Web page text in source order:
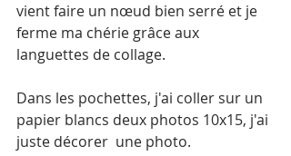
vient faire un nœud bien serré et je
ferme ma chérie grâce aux
languettes de collage.
Dans les pochettes, j'ai coller sur un
papier blancs deux photos 10x15, j'ai
juste décorer  une photo.